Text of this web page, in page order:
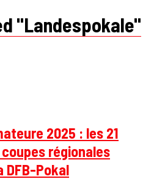
"Landespokale"
2025 : les 21
régionales
DFB-Pokal